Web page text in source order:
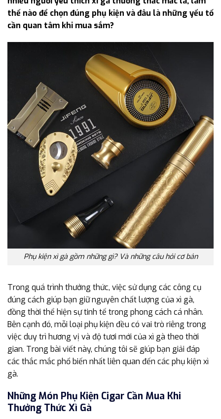
thế nào để chọn đúng phụ kiện và đâu là những yếu tố
cần quan tâm khi mua sắm?
Phụ kiện xì gà gồm những gì? Và những câu hỏi cơ bản
Trong quá trình thưởng thức, việc sử dụng các công cụ
đúng cách giúp bạn giữ nguyên chất lượng của xì gà,
đồng thời thể hiện sự tinh tế trong phong cách cá nhân.
Bên cạnh đó, mỗi loại phụ kiện đều có vai trò riêng trong
việc duy trì hương vị và độ tươi mới của xì gà theo thời
gian. Trong bài viết này, chúng tôi sẽ giúp bạn giải đáp
các thắc mắc phổ biến nhất liên quan đến các phụ kiện xì
gà.
Những Món Phụ Kiện Cigar Cần Mua Khi
Thưởng Thức Xì Gà